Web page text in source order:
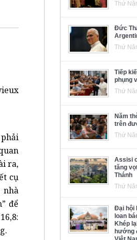
ra,
cụ
nhà
để
Thứ
Đức
Thứ
Tiếp
phụng
Thứ
Năm
trên
Thứ
Assisi
tăng
Thánh
Thứ
Đại hội
loan
Khép
hướng